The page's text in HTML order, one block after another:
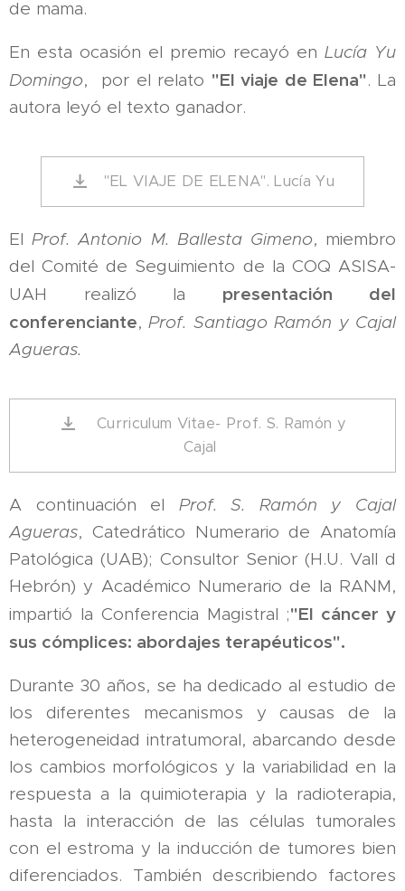
de mama.
En esta ocasión el premio recayó en Lucía Yu
Domingo, por el relato "El viaje de Elena". La
autora leyó el texto ganador.
"EL VIAJE DE ELENA". Lucía Yu
ElProf. Antonio M. Ballesta Gimeno, miembro
del Comité de Seguimiento de la COQ ASISA-
UAH realizó la presentación
del
conferenciante,Prof. Santiago Ramón y Cajal
Agueras.
Curriculum Vitae- Prof. S. Ramón y
Cajal
A continuación el Prof. S. Ramón y Cajal
Agueras, Catedrático Numerario de Anatomía
Patológica (UAB); Consultor Senior (H.U. Vall d
´Hebrón) y Académico Numerario de la RANM,
impartió la Conferencia Magistral ;"El cáncer y
sus cómplices: abordajes terapéuticos".
Durante 30 años, se ha dedicado al estudio de
los diferentes mecanismos y causas de la
heterogeneidad intratumoral, abarcando desde
los cambios morfológicos y la variabilidad en la
respuesta a la quimioterapia y la radioterapia,
hasta la interacción de las células tumorales
con el estroma y la inducción de tumores bien
diferenciados. También describiendo factores